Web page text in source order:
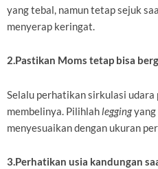
yang tebal, namun tetap sejuk
menyerap keringat.
2.Pastikan Moms tetap bisa
Selalu perhatikan sirkulasi udara
membelinya. Pilihlahleggingyang
menyesuaikan dengan ukuran
3.Perhatikan usia kandungan